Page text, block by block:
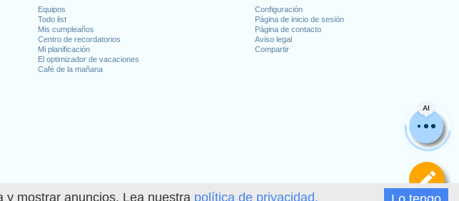
mostrar anuncios. Lea nuestra política de privacidad.
Equipos
Todo list
Mis cumpleaños
Centro de recordatorios
Mi planificación
El optimizador de vacaciones
Café de la mañana
Configuración
Página de inicio de sesión
Página de contacto
Aviso legal
Compartir
AI